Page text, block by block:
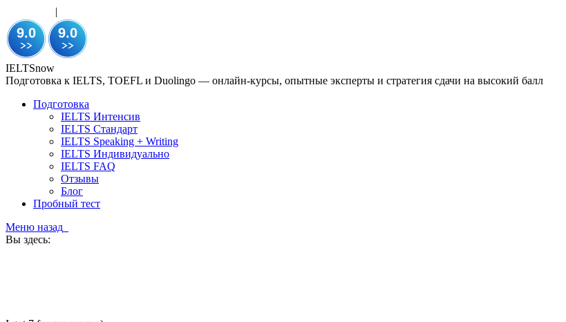
|
IELTSnow
Подготовка к IELTS, TOEFL и Duolingo — онлайн-курсы, опытные эксперты и стратегия сдачи на высокий балл
Подготовка
IELTS Интенсив
IELTS Стандарт
IELTS Speaking + Writing
IELTS Индивидуально
IELTS FAQ
Отзывы
Блог
Пробный тест
Меню назад
Вы здесь: